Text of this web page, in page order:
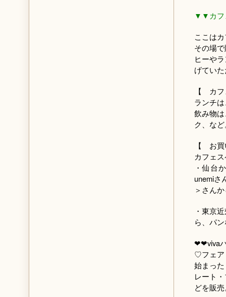
▼▼カフ
ここは
その場
ヒーや
げてい
【 カ
ランチ
飲み物
ク、な
【 お
カフェ
・仙台
unemiさ
＞さん
・東京
ら、パ
❤❤viva
♡フェア
始まっ
レート
どを販